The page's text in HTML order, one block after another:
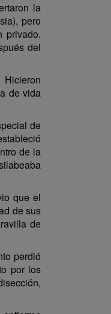
la
pero
privado.
del
de vida
de
de la
que el
de sus
de
perdió
por los